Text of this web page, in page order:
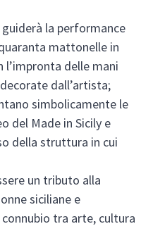
la performance
mattonelle in
l’impronta delle mani
dall’artista;
simbolicamente le
del Made in Sicily e
della struttura in cui
un tributo alla
siciliane e
connubio tra arte, cultura